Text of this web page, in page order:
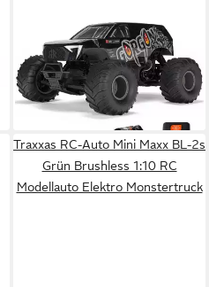
Mega 550 Monstertruck Gun
M RTR 1:10 mit Akku, Lader
224,44 €
lieferbar - in 3-4 Werktagen bei dir
Traxxas RC-Auto Mini Maxx BL-2s
Grün Brushless 1:10 RC
Modellauto Elektro Monstertruck